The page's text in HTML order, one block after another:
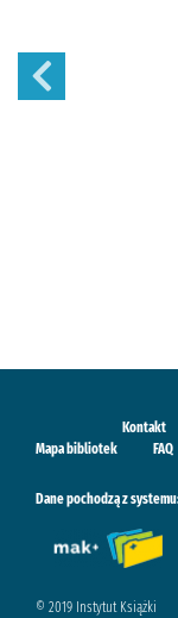
Kontakt
Mapa bibliotek
FAQ
Dane pochodzą z
© 2019 Instytut Książki